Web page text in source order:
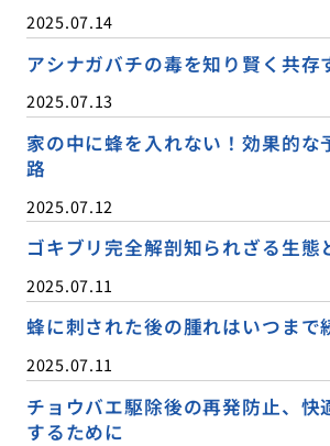
2025.07.14
アシナガバチの毒を知り賢く共存
2025.07.13
家の中に蜂を入れない！効果的な
路
2025.07.12
ゴキブリ完全解剖知られざる生態
2025.07.11
蜂に刺された後の腫れはいつまで
2025.07.11
チョウバエ駆除後の再発防止、快
するために